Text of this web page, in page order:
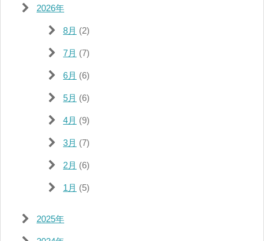
2026年
8月 (2)
7月 (7)
6月 (6)
5月 (6)
4月 (9)
3月 (7)
2月 (6)
1月 (5)
2025年